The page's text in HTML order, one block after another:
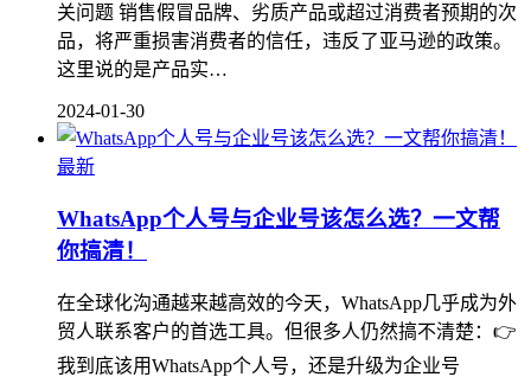
关问题 销售假冒品牌、劣质产品或超过消费者预期的次
品，将严重损害消费者的信任，违反了亚马逊的政策。
这里说的是产品实…
2024-01-30
最新
WhatsApp个人号与企业号该怎么选？一文帮
你搞清！
在全球化沟通越来越高效的今天，WhatsApp几乎成为外
贸人联系客户的首选工具。但很多人仍然搞不清楚：👉
我到底该用WhatsApp个人号，还是升级为企业号